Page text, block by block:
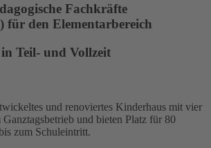
Fachkräfte
für den Elementarbereich
in Teil- und Vollzeit
und renoviertes Kinderhaus mit vier
und bieten Platz für 80
zum Schuleintritt.